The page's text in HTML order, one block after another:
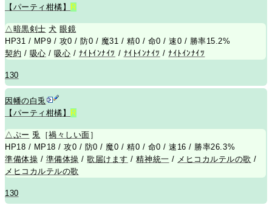
【パーティ柑橘】
R
△暗黒剣士 犬 眼鏡
HP31 / MP9 / 攻0 / 防0 / 魔31 / 精0 / 命0 / 速0 / 勝率15.2%
契約 / 吸心 /吸心 / ﾅｲﾄｲﾝﾅｲﾂ / ﾅｲﾄｲﾝﾅｲﾂ /ﾅｲﾄｲﾝﾅｲﾂ
130
因幡の白兎
【パーティ柑橘】
R
△ぷー 兎 ［禍々しい面 ］
HP18 / MP18 / 攻0 / 防0 / 魔0 / 精0 / 命0 / 速16 / 勝率26.3%
準備体操 / 準備体操 /歌届けます /精神統一 / メヒコカルテルの歌 /
メヒコカルテルの歌
130